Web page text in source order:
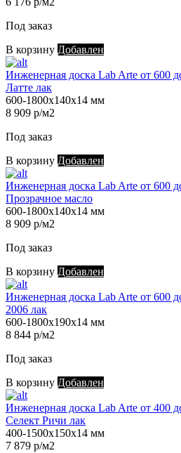
Под заказ
В корзину Добавлен
Инженерная доска Lab Arte от 600
Латте лак
600-1800х140х14 мм
8 909 р/м2
Под заказ
В корзину Добавлен
Инженерная доска Lab Arte от 600
Прозрачное масло
600-1800х140х14 мм
8 909 р/м2
Под заказ
В корзину Добавлен
Инженерная доска Lab Arte от 600
2006 лак
600-1800х190х14 мм
8 844 р/м2
Под заказ
В корзину Добавлен
Инженерная доска Lab Arte от 400
Селект Ричи лак
400-1500х150х14 мм
7 879 р/м2